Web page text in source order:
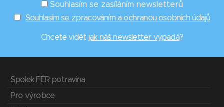
Souhlasím se zasíláním newsletterů
Souhlasím se zpracováním a ochranou osobních údajů
Chcete vidět jak náš newsletter vypadá?
Spolek FÉR potravina
Pro výrobce